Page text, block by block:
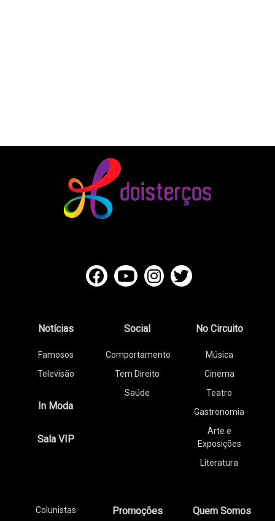
Notícias
Famosos
Televisão
In Moda
Sala VIP
Social
Comportamento
Tem Direito
Saúde
No Circuito
Música
Cinema
Teatro
Gastronomia
Arte e
Exposições
Literatura
Colunistas Promoções Quem Somos